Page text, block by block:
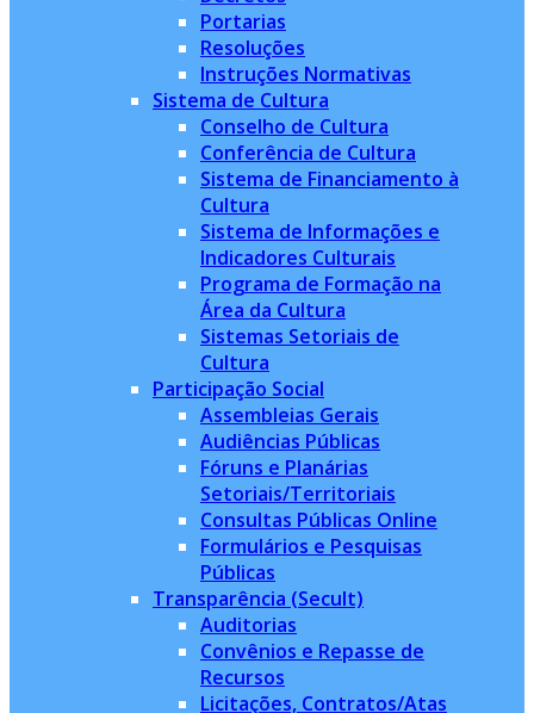
Portarias
Resoluções
Instruções Normativas
Sistema de Cultura
Conselho de Cultura
Conferência de Cultura
Sistema de Financiamento à
Cultura
Sistema de Informações e
Indicadores Culturais
Programa de Formação na
Área da Cultura
Sistemas Setoriais de
Cultura
Participação Social
Assembleias Gerais
Audiências Públicas
Fóruns e Planárias
Setoriais/Territoriais
Consultas Públicas Online
Formulários e Pesquisas
Públicas
Transparência (Secult)
Auditorias
Convênios e Repasse de
Recursos
Licitações, Contratos/Atas